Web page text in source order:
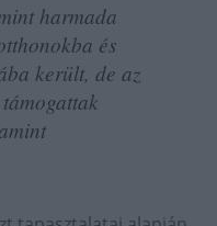
harmada
és
került, de az